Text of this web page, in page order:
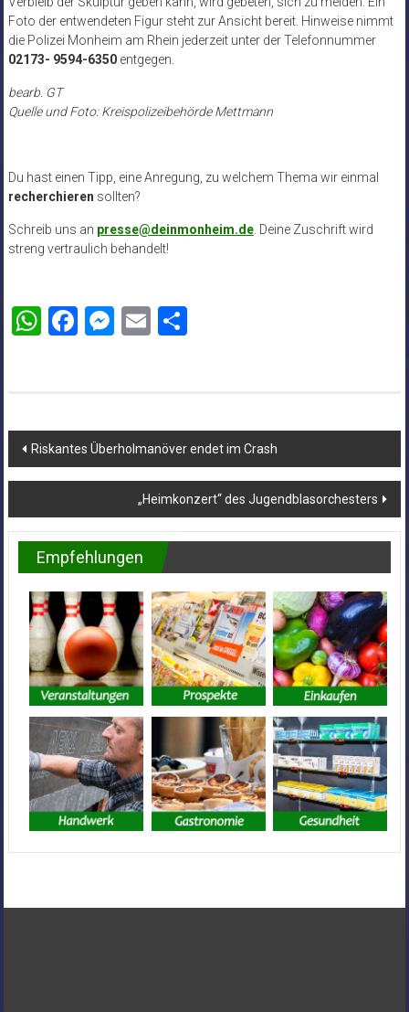
Foto der entwendeten Figur steht zur Ansicht bereit. Hinweise nimmt
die Polizei Monheim am Rhein jederzeit unter der Telefonnummer
02173- 9594-6350entgegen.
bearb. GT
Quelle und Foto: Kreispolizeibehörde Mettmann
Du hast einen Tipp, eine Anregung, zu welchem Thema wir einmal
recherchieren sollten?
Schreib uns an presse@deinmonheim.de. Deine Zuschrift wird
streng vertraulich behandelt!
WhatsApp
Facebook
Messenger
EmailTeilen
Beitragsnavigation
Riskantes Überholmanöver endet im Crash
„Heimkonzert“ des Jugendblasorchesters
Empfehlungen